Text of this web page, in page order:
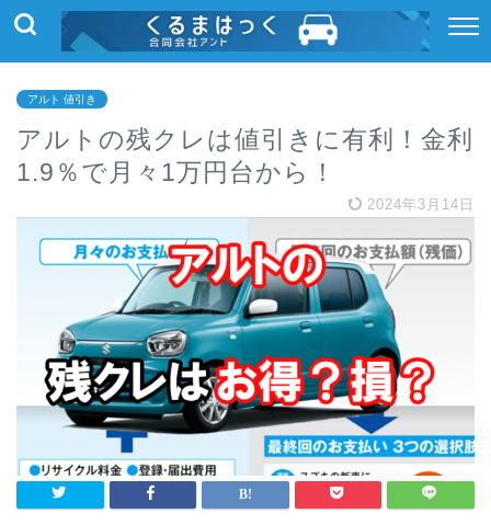
アルト 値引き
アルトの残クレは値引きに有利！金利
1.9％で月々1万円台から！
2024年3月14日